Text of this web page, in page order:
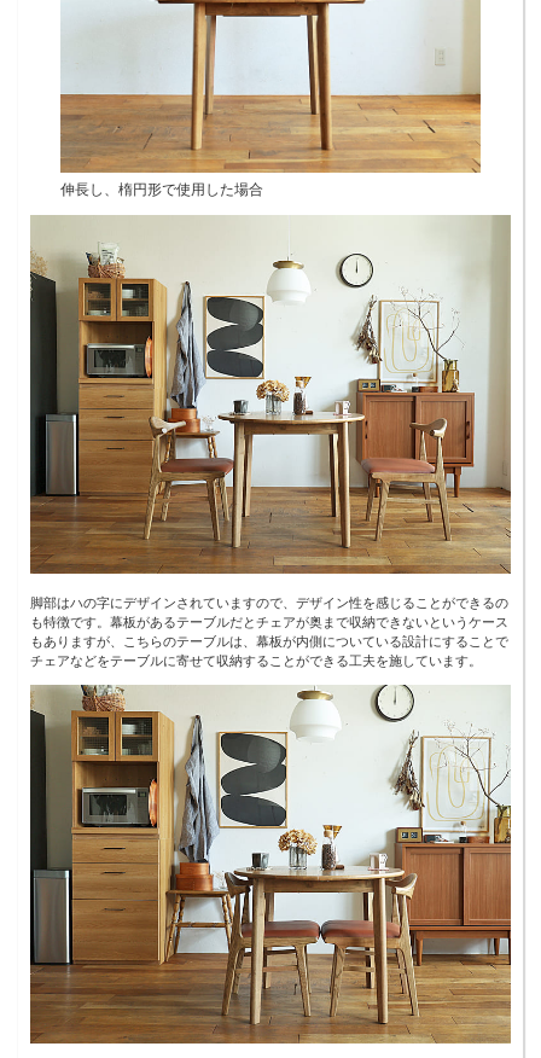
伸長し、楕円形で使用した場合
脚部はハの字にデザインされていますので、デザイン性を感じることができるの
も特徴です。幕板があるテーブルだとチェアが奥まで収納できないというケース
もありますが、こちらのテーブルは、幕板が内側についている設計にすることで
チェアなどをテーブルに寄せて収納することができる工夫を施しています。